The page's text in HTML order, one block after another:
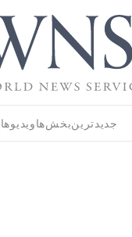
جدیدترینبخش‌هاویدیوها